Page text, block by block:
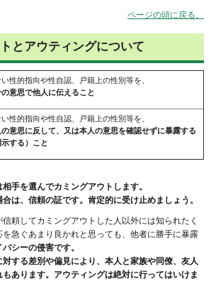
ページの頭に戻る。
とアウティングについて
性的指向や性自認、戸籍上の性別等を、
意思で他人に伝えること
性的指向や性自認、戸籍上の性別等を、
意思に反して、又は本人の意思を確認せずに暴露する
示する）こと
相手を選んでカミングアウトします。
は、信頼の証です。肯定的に受け止めましょう。
頼してカミングアウトした人以外には知られたく
急ぐあまり良かれと思っても、他者に勝手に暴露
シーの侵害です。
する差別や偏見により、本人と家族や同僚、友人
あります。アウティングは絶対に行ってはいけま